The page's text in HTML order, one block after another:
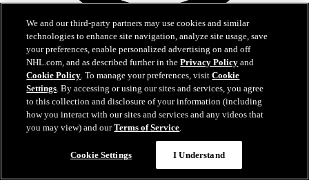
5:00
Kooste: COL-MIN 4-3 je.
Kooste Avalanchen ja Wildin viidennestä playoff-ottelusta
14. touko 2026
We and our third-party partners may use cookies and similar
technologies to enhance site navigation, analyze site usage, save
your preferences, enable personalized advertising on and off
NHL.com, and as described further in thePrivacy Policy and
Cookie Policy. To manage your preferences, visitCookie
Settings. By accessing or using our sites and services, you agree
to this collection and disclosure of your information (including
how you interact with our sites and services and any videos that
you may view) and ourTerms of Service.
Cookie Settings I Understand